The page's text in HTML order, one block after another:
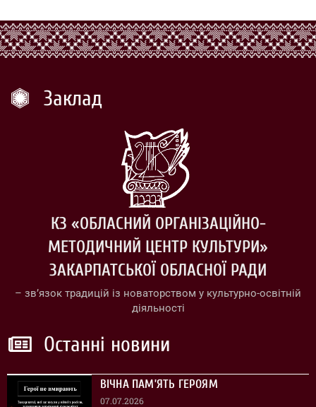
Заклад
КЗ «ОБЛАСНИЙ ОРГАНІЗАЦІЙНО-
МЕТОДИЧНИЙ ЦЕНТР КУЛЬТУРИ»
ЗАКАРПАТСЬКОЇ ОБЛАСНОЇ РАДИ
– зв’язок традицій із новаторством у культурно-освітній
діяльності
Останні новини
ВІЧНА ПАМ’ЯТЬ ГЕРОЯМ
07.07.2026